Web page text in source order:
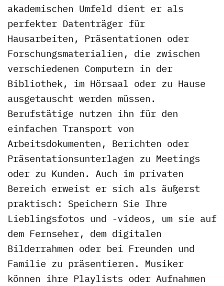
akademischen Umfeld dient er als
perfekter Datenträger für
Hausarbeiten, Präsentationen oder
Forschungsmaterialien, die zwischen
verschiedenen Computern in der
Bibliothek, im Hörsaal oder zu Hause
ausgetauscht werden müssen.
Berufstätige nutzen ihn für den
einfachen Transport von
Arbeitsdokumenten, Berichten oder
Präsentationsunterlagen zu Meetings
oder zu Kunden. Auch im privaten
Bereich erweist er sich als äußerst
praktisch: Speichern Sie Ihre
Lieblingsfotos und -videos, um sie auf
dem Fernseher, dem digitalen
Bilderrahmen oder bei Freunden und
Familie zu präsentieren. Musiker
können ihre Playlists oder Aufnahmen